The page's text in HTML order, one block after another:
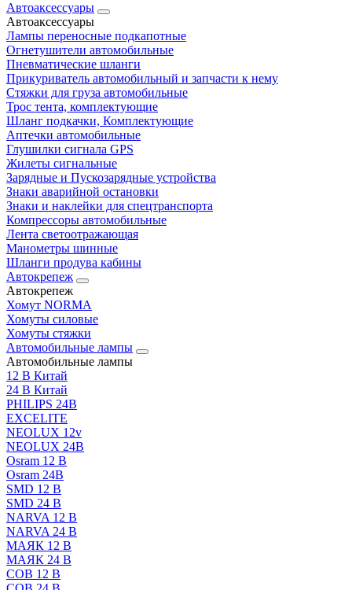
Автоаксессуары
Автоаксессуары
Лампы переносные подкапотные
Огнетушители автомобильные
Пневматические шланги
Прикуриватель автомобильный и запчасти к нему
Стяжки для груза автомобильные
Трос тента, комплектующие
Шланг подкачки, Комплектующие
Аптечки автомобильные
Глушилки сигнала GPS
Жилеты сигнальные
Зарядные и Пускозарядные устройства
Знаки аварийной остановки
Знаки и наклейки для спецтранспорта
Компрессоры автомобильные
Лента светоотражающая
Манометры шинные
Шланги продува кабины
Автокрепеж
Автокрепеж
Хомут NORMA
Хомуты силовые
Хомуты стяжки
Автомобильные лампы
Автомобильные лампы
12 В Китай
24 В Китай
PHILIPS 24В
EXCELITE
NEOLUX 12v
NEOLUX 24В
Osram 12 В
Osram 24В
SMD 12 В
SMD 24 В
NARVA 12 В
NARVA 24 В
МАЯК 12 В
МАЯК 24 В
COB 12 В